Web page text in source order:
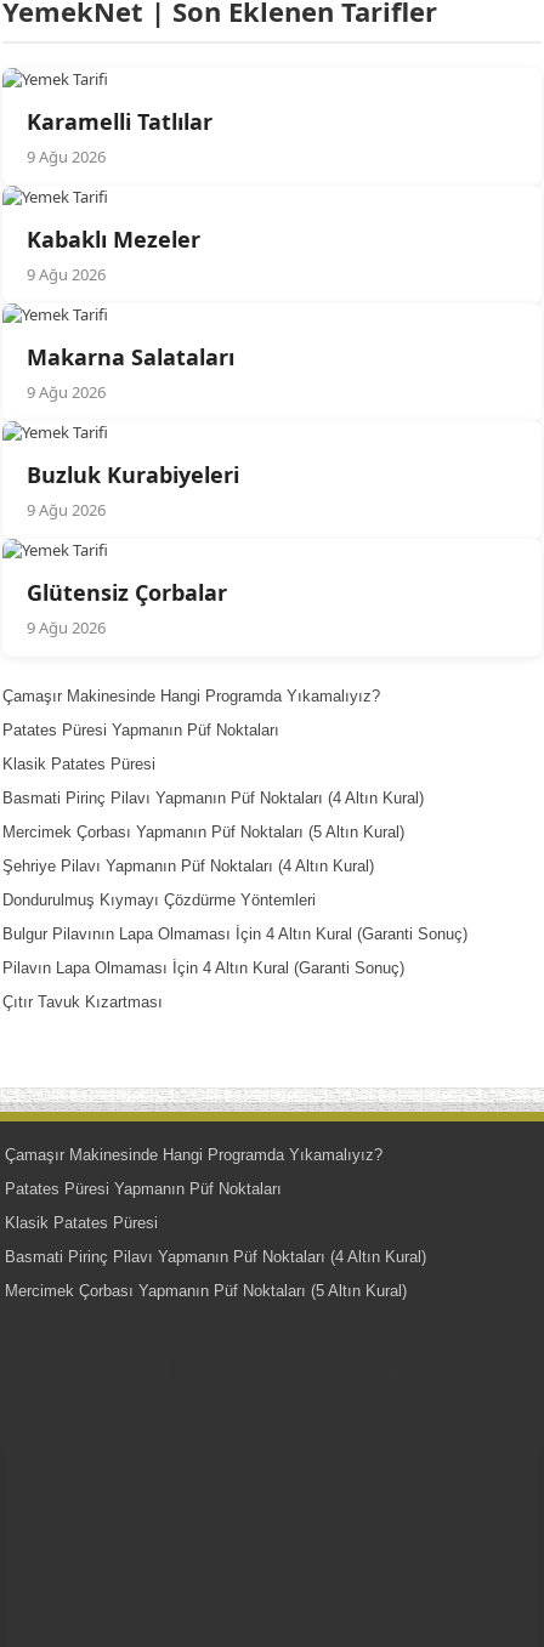
YemekNet | Son Eklenen Tarifler
Karamelli Tatlılar
9 Ağu 2026
Kabaklı Mezeler
9 Ağu 2026
Makarna Salataları
9 Ağu 2026
Buzluk Kurabiyeleri
9 Ağu 2026
Glütensiz Çorbalar
9 Ağu 2026
Çamaşır Makinesinde Hangi Programda Yıkamalıyız?
Patates Püresi Yapmanın Püf Noktaları
Klasik Patates Püresi
Basmati Pirinç Pilavı Yapmanın Püf Noktaları (4 Altın Kural)
Mercimek Çorbası Yapmanın Püf Noktaları (5 Altın Kural)
Şehriye Pilavı Yapmanın Püf Noktaları (4 Altın Kural)
Dondurulmuş Kıymayı Çözdürme Yöntemleri
Bulgur Pilavının Lapa Olmaması İçin 4 Altın Kural (Garanti Sonuç)
Pilavın Lapa Olmaması İçin 4 Altın Kural (Garanti Sonuç)
Çıtır Tavuk Kızartması
Çamaşır Makinesinde Hangi Programda Yıkamalıyız?
Patates Püresi Yapmanın Püf Noktaları
Klasik Patates Püresi
Basmati Pirinç Pilavı Yapmanın Püf Noktaları (4 Altın Kural)
Mercimek Çorbası Yapmanın Püf Noktaları (5 Altın Kural)